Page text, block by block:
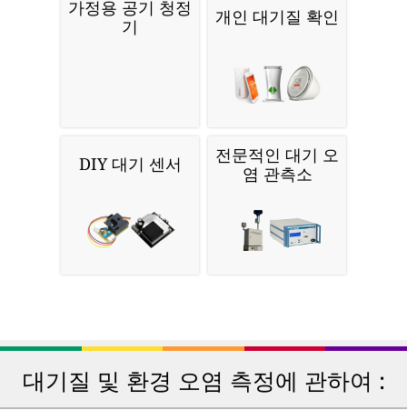
가정용 공기 청정
기
개인 대기질 확인
DIY 대기 센서
전문적인 대기 오
염 관측소
대기질 및 환경 오염 측정에 관하여 :